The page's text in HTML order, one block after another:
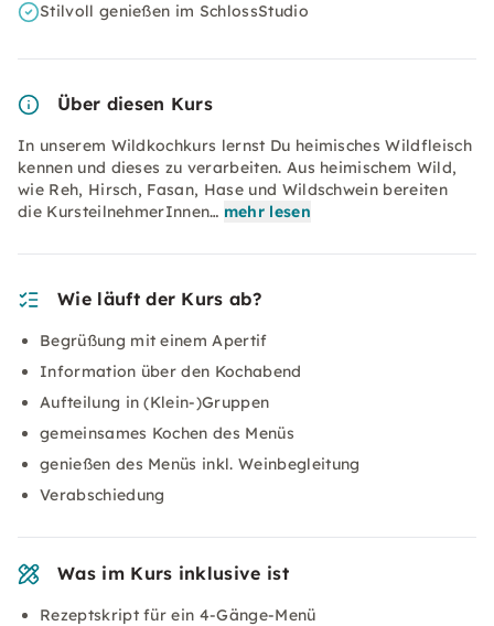
Stilvoll genießen im SchlossStudio
Über diesen Kurs
In unserem Wildkochkurs lernst Du heimisches Wildfleisch
kennen und dieses zu verarbeiten. Aus heimischem Wild,
wie Reh, Hirsch, Fasan, Hase und Wildschwein bereiten
die KursteilnehmerInnen… mehr lesen
Wie läuft der Kurs ab?
Begrüßung mit einem Apertif
Information über den Kochabend
Aufteilung in (Klein-)Gruppen
gemeinsames Kochen des Menüs
genießen des Menüs inkl. Weinbegleitung
Verabschiedung
Was im Kurs inklusive ist
Rezeptskript für ein 4-Gänge-Menü